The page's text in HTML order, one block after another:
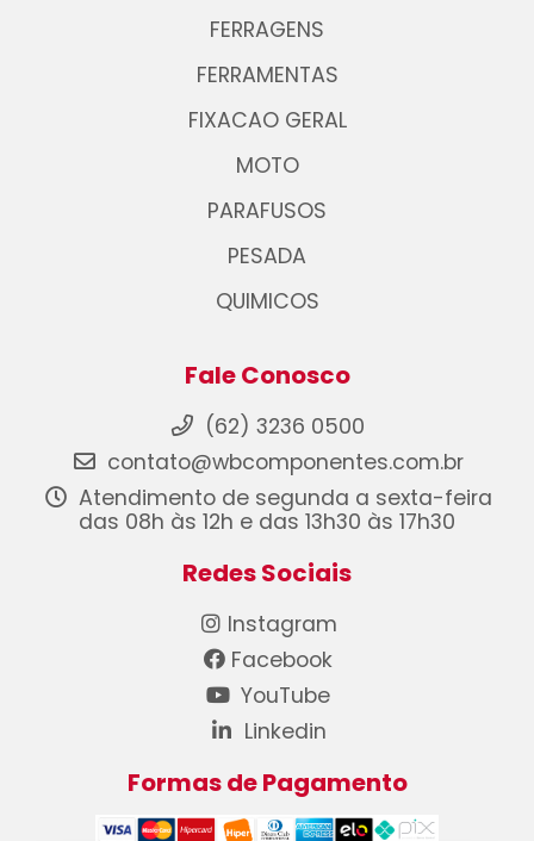
FERRAGENS
FERRAMENTAS
FIXACAO GERAL
MOTO
PARAFUSOS
PESADA
QUIMICOS
Fale Conosco
(62) 3236 0500
contato@wbcomponentes.com.br
Atendimento de segunda a sexta-feira
das 08h às 12h e das 13h30 às 17h30
Redes Sociais
Instagram
Facebook
YouTube
Linkedin
Formas de Pagamento